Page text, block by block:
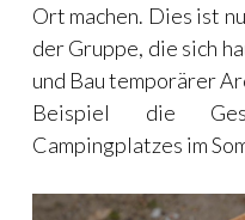
Ort machen. Dies ist
der Gruppe, die sich
und Bau temporärer
Beispiel die
Campingplatzes im